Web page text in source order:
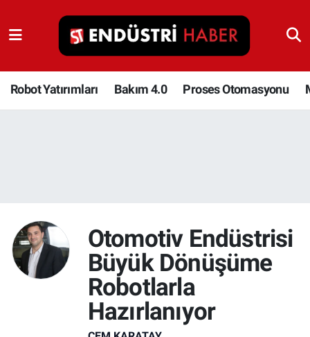
Robot Yatırımları Bakım 4.0 Proses Otomasyonu
Otomotiv Endüstrisi
Büyük Dönüşüme
Robotlarla
Hazırlanıyor
Robot Yatırımları
Bakım 4.0
Depolama Çözümleri
İnşaat ve Malzeme
HaberOrtak